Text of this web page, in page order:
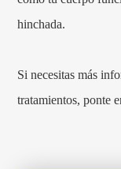
hinchada.
Si necesitas más
tratamientos, ponte